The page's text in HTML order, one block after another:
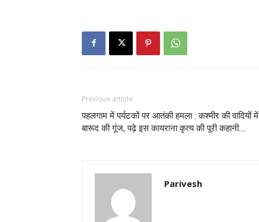
Previous article
पहलगाम में पर्यटकों पर आतंकी हमला : कश्मीर की वादियों में
बारूद की गूंज, पढ़े इस कायराना कृत्य की पूरी कहानी….
Parivesh